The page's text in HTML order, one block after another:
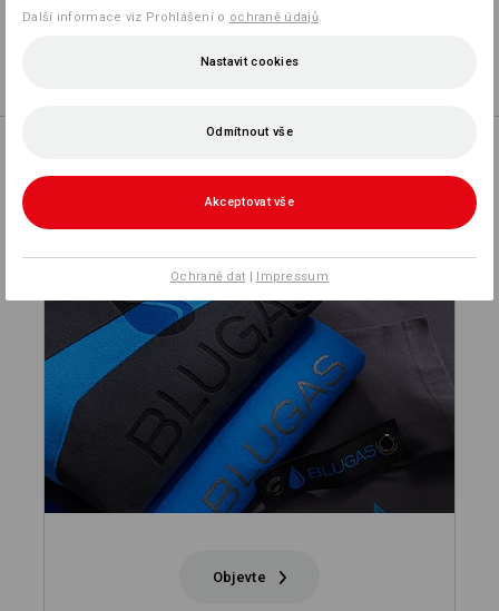
Logoservice
PERSONALIZOVAT
Objevte
Další informace viz Prohlášení o ochraně údajů.
Nastavit cookies
Odmítnout vše
Akceptovat vše
Ochraně dat | Impressum